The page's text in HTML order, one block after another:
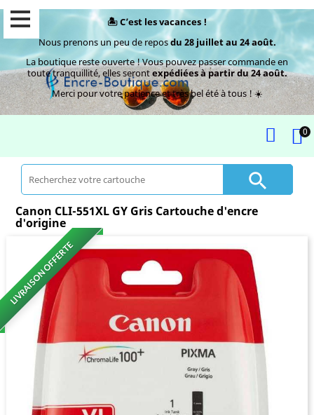
🏝️ C’est les vacances !
Nous prenons un peu de reposdu 28 juillet au 24 août.
La boutique reste ouverte ! Vous pouvez passer commande en
toute tranquillité, elles serontexpédiées à partir du 24 août.
Merci pour votre patience et très bel été à tous ! ☀️
0

Canon CLI-551XL GY Gris Cartouche d'encre
d'origine
LIVRAISON OFFERTE